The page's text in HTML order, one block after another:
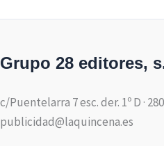
Grupo 28 editores,
c/Puentelarra 7 esc. der. 1º D ·
publicidad@laquincena.es